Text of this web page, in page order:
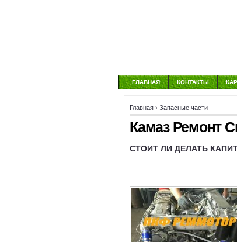
ГЛАВНАЯ КОНТАКТЫ
Главная › Запасные части
Камаз Ремонт
СТОИТ ЛИ ДЕЛАТЬ